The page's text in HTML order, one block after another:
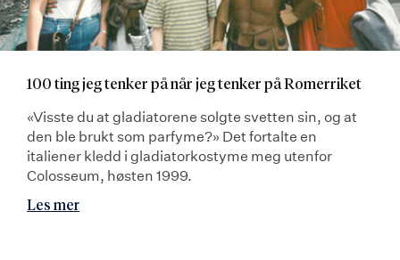
100 ting jeg tenker på når jeg tenker på Romerriket
«Visste du at gladiatorene solgte svetten sin, og at
den ble brukt som parfyme?» Det fortalte en
italiener kledd i gladiatorkostyme meg utenfor
Colosseum, høsten 1999.
Les mer